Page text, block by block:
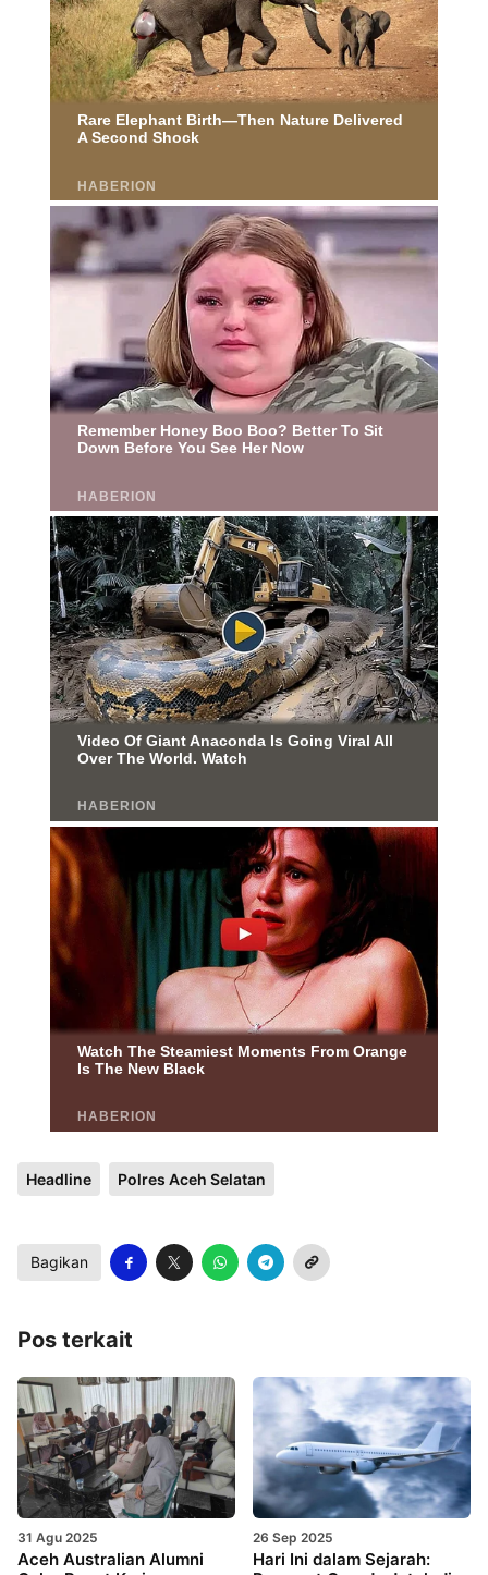
Headline Polres Aceh Selatan
Bagikan
Pos terkait
31 Agu 2025
Aceh Australian Alumni
26 Sep 2025
Hari Ini dalam Sejarah: